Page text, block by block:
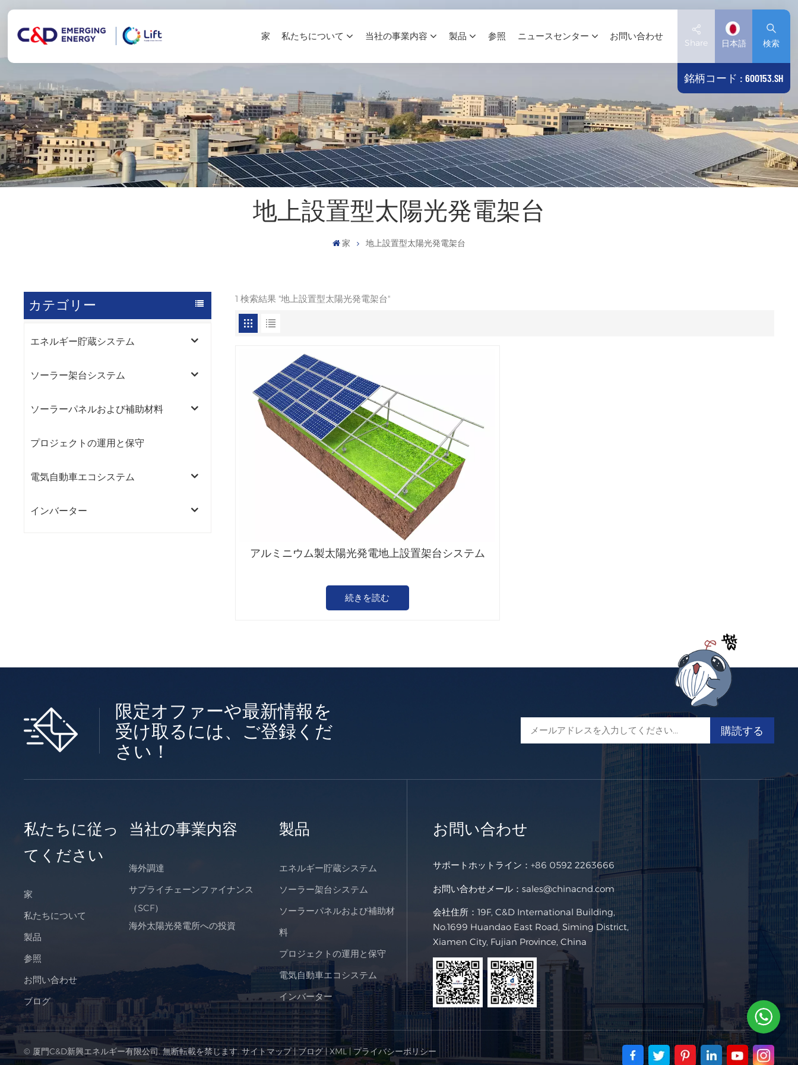
家 私たちについて 当社の事業内容 製品 参照 ニュースセンター お問い合わせ
Share 日本語
English
Deutsch
español
日本語
検索
銘柄コード : 600153.SH
地上設置型太陽光発電架台
家 地上設置型太陽光発電架台
カテゴリー
エネルギー貯蔵システム
ソーラー架台システム
ソーラーパネルおよび補助材料
プロジェクトの運用と保守
電気自動車エコシステム
インバーター
1 検索結果 "地上設置型太陽光発電架台"
アルミニウム製太陽光発電地上設置架台システム
続きを読む
限定オファーや最新情報を
受け取るには、ご登録くだ
さい！
私たちに従っ
てください
家
私たちについて
製品
参照
お問い合わせ
ブログ
当社の事業内容
海外調達
サプライチェーンファイナンス
（SCF）
海外太陽光発電所への投資
製品
エネルギー貯蔵システム
ソーラー架台システム
ソーラーパネルおよび補助材
料
プロジェクトの運用と保守
電気自動車エコシステム
インバーター
お問い合わせ
サポートホットライン：+86 0592 2263666
お問い合わせメール：sales@chinacnd.com
会社住所：19F, C&D International Building,
No.1699 Huandao East Road, Siming District,
Xiamen City, Fujian Province, China
© 厦門C&D新興エネルギー有限公司. 無断転載を禁じます.サイトマップ|ブログ|XML|プライバシーポリシー